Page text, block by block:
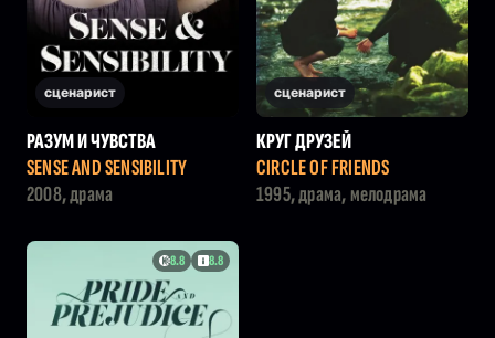
сценарист
РАЗУМ И ЧУВСТВА
SENSE AND SENSIBILITY
2008, драма
сценарист
КРУГ ДРУЗЕЙ
CIRCLE OF FRIENDS
1995, драма, мелодрама
8.8 8.8